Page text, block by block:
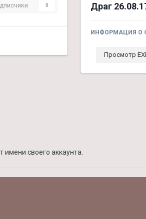
0 Драг
ИНФОРМАЦИЯ О
Просмотр
имени своего аккаунта.